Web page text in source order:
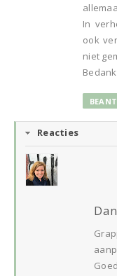
In
ook
niet
Reacties